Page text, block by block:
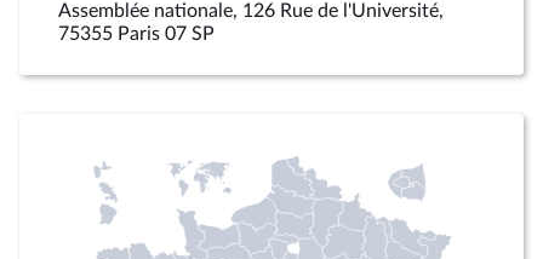
Assemblée nationale, 126 Rue de l'Université,
75355 Paris 07 SP